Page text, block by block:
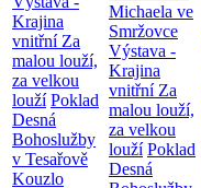
Krajina
vnitřní Za
malou louží,
za velkou
louží Poklad
Desná
Bohoslužby
v Tesařově
Kouzlo
Michaela ve
Smržovce
Výstava -
Krajina
vnitřní Za
malou louží,
za velkou
louží Poklad
Desná